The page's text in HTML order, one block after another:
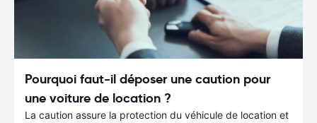
Pourquoi faut-il déposer une caution pour
une voiture de location ?
La caution assure la protection du véhicule de location et